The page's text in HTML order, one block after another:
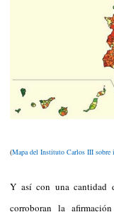
(Mapa del Instituto Carlos III sobre
Y así con una cantidad
corroboran la